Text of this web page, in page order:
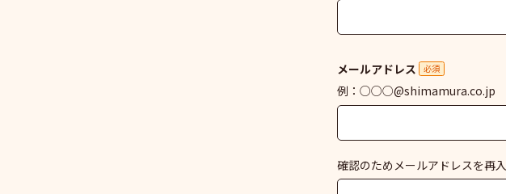
メールアドレス 必須
例：○○○@shimamura.co.jp
確認のためメールアドレスを再